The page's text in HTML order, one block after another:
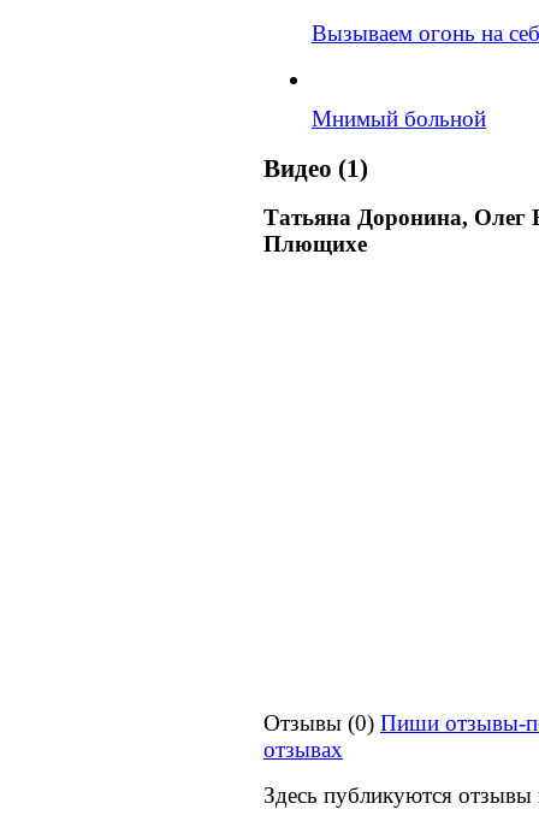
Вызываем огонь на
Мнимый больной
Видео (1)
Татьяна Доронина,
Плющихе
Отзывы (0) Пиши отзывы-
отзывах
Здесь публикуются отзывы